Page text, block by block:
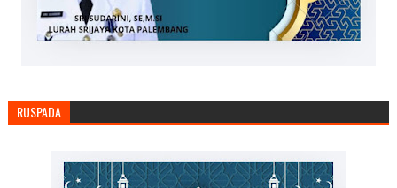
RUSPADA